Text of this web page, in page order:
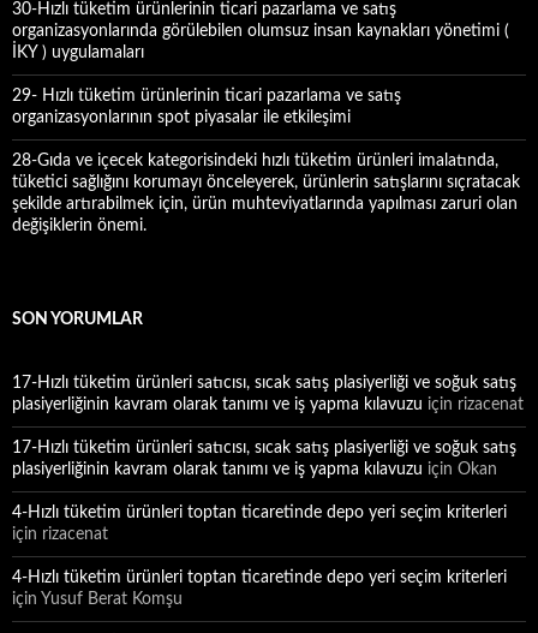
30-Hızlı tüketim ürünlerinin ticari pazarlama ve satış
organizasyonlarında görülebilen olumsuz insan kaynakları yönetimi (
İKY ) uygulamaları
29- Hızlı tüketim ürünlerinin ticari pazarlama ve satış
organizasyonlarının spot piyasalar ile etkileşimi
28-Gıda ve içecek kategorisindeki hızlı tüketim ürünleri imalatında,
tüketici sağlığını korumayı önceleyerek, ürünlerin satışlarını sıçratacak
şekilde artırabilmek için, ürün muhteviyatlarında yapılması zaruri olan
değişiklerin önemi.
SON YORUMLAR
17-Hızlı tüketim ürünleri satıcısı, sıcak satış plasiyerliği ve soğuk satış
plasiyerliğinin kavram olarak tanımı ve iş yapma kılavuzu için rizacenat
17-Hızlı tüketim ürünleri satıcısı, sıcak satış plasiyerliği ve soğuk satış
plasiyerliğinin kavram olarak tanımı ve iş yapma kılavuzu için Okan
4-Hızlı tüketim ürünleri toptan ticaretinde depo yeri seçim kriterleri
için rizacenat
4-Hızlı tüketim ürünleri toptan ticaretinde depo yeri seçim kriterleri
için Yusuf Berat Komşu